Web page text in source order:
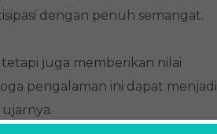
dengan penuh semangat.
juga memberikan nilai
pengalaman ini dapat menjadi